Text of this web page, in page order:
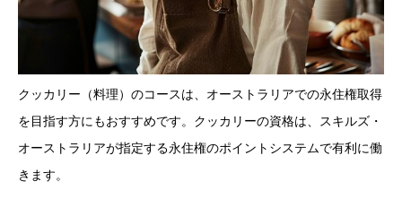
クッカリー（料理）のコースは、オーストラリアでの永住権取得
を目指す方にもおすすめです。クッカリーの資格は、スキルズ・
オーストラリアが指定する永住権のポイントシステムで有利に働
きます。